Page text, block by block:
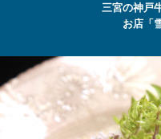
三宮の神戸
お店「
最高級の
神戸牛
ステーキ